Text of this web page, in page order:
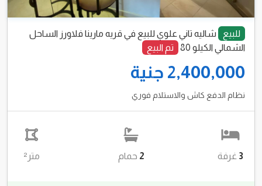
للبيع
شاليه تاني علوي للبيع في قريه مارينا فلاورز الساحل
الشمالي الكيلو 80
تم البيع
2,400,000 جنية
نظام الدفع كاش والاستلام فوري
3 غرفة 2 حمام متر²